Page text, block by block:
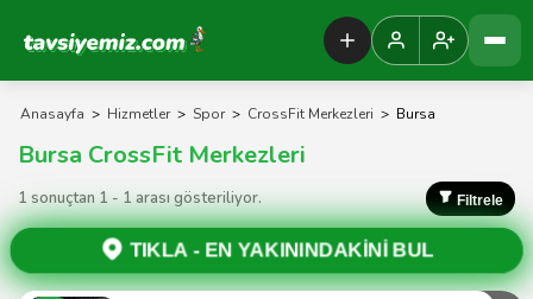
Tavsiyemiz Anasayfa
Anasayfa > Hizmetler > Spor > CrossFit Merkezleri > Bursa
Bursa CrossFit Merkezleri
1 sonuçtan 1 - 1 arası gösteriliyor. Filtrele
TIKLA - EN YAKININDAKİNİ BUL